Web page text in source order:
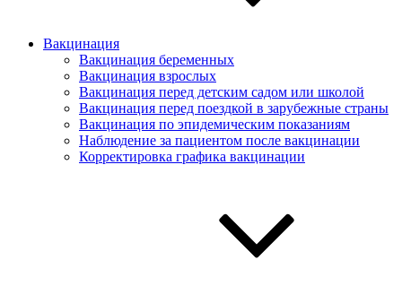
Вакцинация
Вакцинация беременных
Вакцинация взрослых
Вакцинация перед детским садом или школой
Вакцинация перед поездкой в зарубежные страны
Вакцинация по эпидемическим показаниям
Наблюдение за пациентом после вакцинации
Корректировка графика вакцинации